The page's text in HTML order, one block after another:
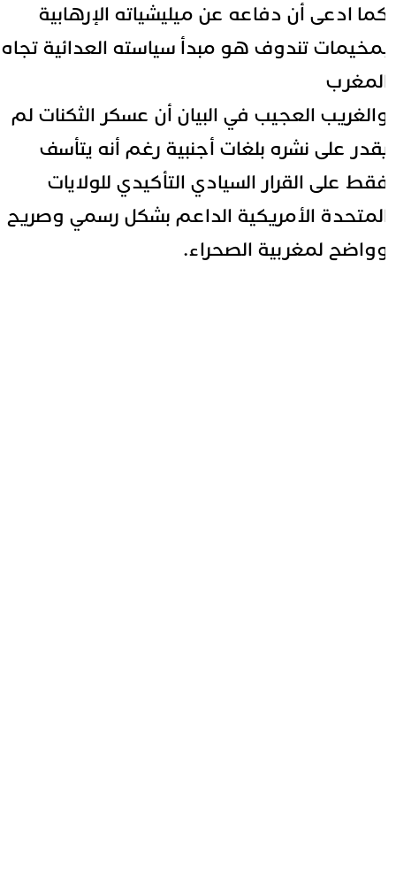
ادعى أن دفاعه عن ميليشياته الإرهابية
تندوف هو مبدأ سياسته العدائية تجاه
العجيب في البيان أن عسكر الثكنات لم
على نشره بلغات أجنبية رغم أنه يتأسف
على القرار السيادي التأكيدي للولايات
الأمريكية الداعم بشكل رسمي وصريح
لمغربية الصحراء.